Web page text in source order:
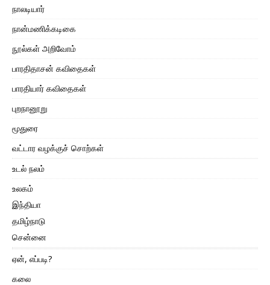
நாலடியார்
நான்மணிக்கடிகை
நூல்கள் அறிவோம்
பாரதிதாசன் கவிதைகள்
பாரதியார் கவிதைகள்
புறநானூறு
மூதுரை
வட்டார வழக்குச் சொற்கள்
உடல் நலம்
உலகம்
இந்தியா
தமிழ்நாடு
சென்னை
ஏன், எப்படி?
கலை